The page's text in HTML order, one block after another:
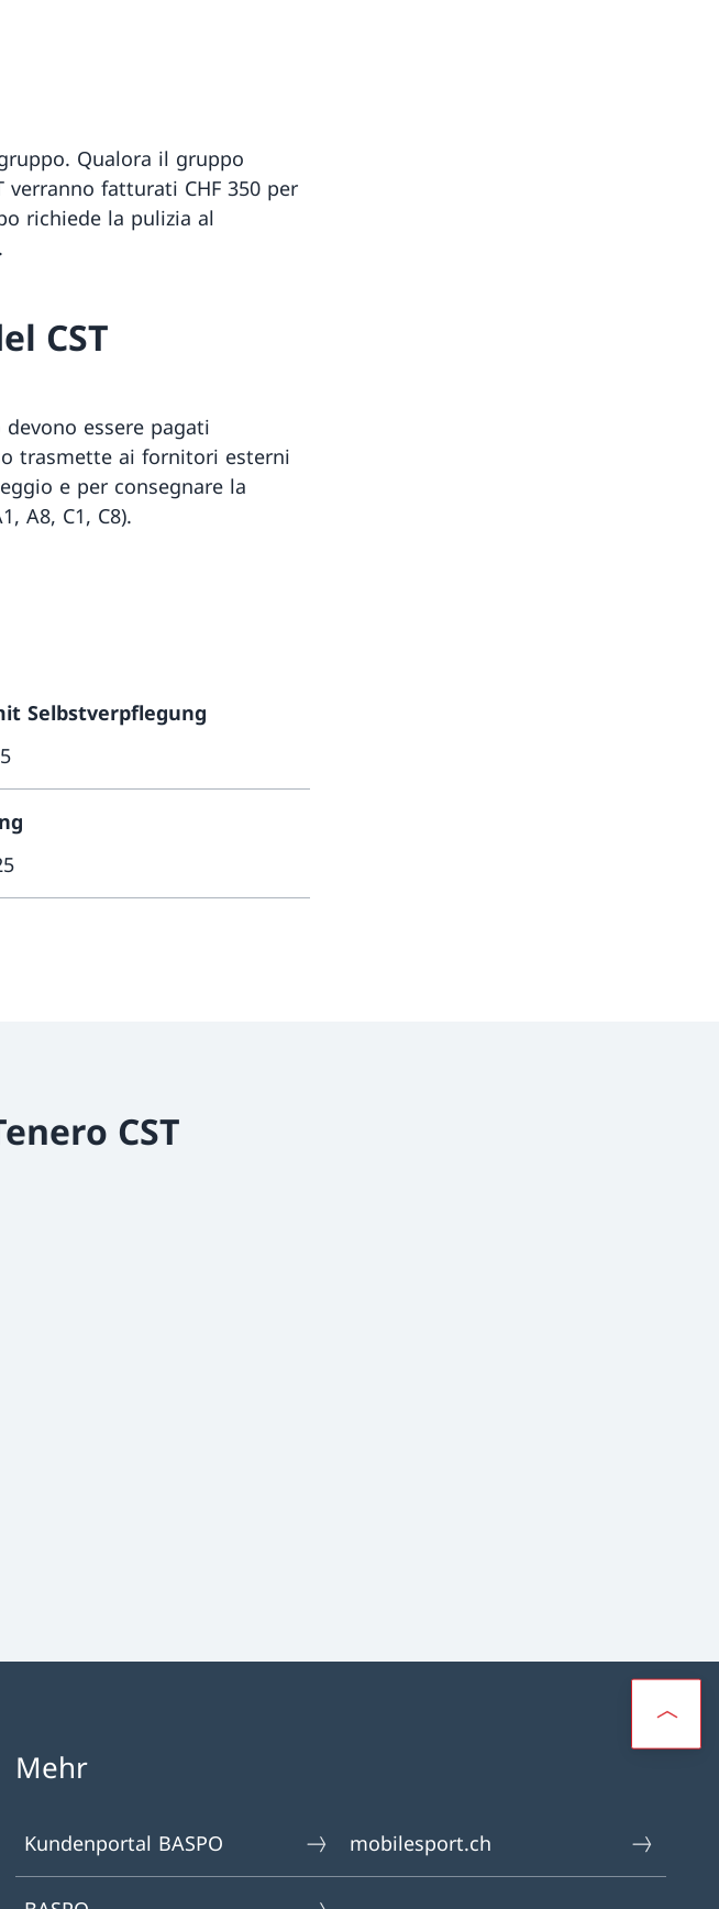
Qualora il gruppo
verranno fatturati CHF 350 per
richiede la pulizia al
CST
essere pagati
trasmette ai fornitori esterni
e per consegnare la
A8, C1, C8).
Selbstverpflegung
CST
Mehr
Kundenportal BASPO mobilesport.ch